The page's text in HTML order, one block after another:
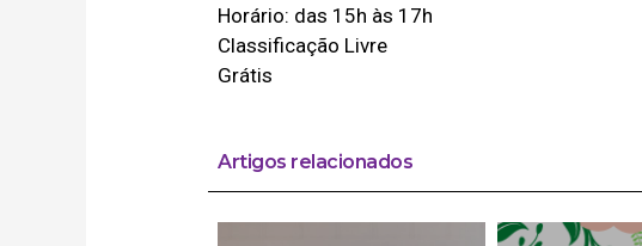
Horário: das 15h às 17h
Classificação Livre
Grátis
Artigos relacionados